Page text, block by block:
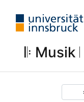
𝄆 Musik 𝄀